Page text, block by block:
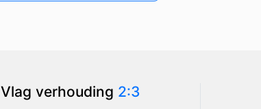
Vlag verhouding 2:3